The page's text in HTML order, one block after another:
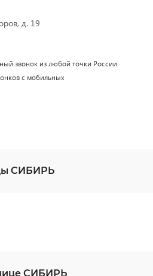
д. 19
звонок из любой точки России
с мобильных
СИБИРЬ
СИБИРЬ